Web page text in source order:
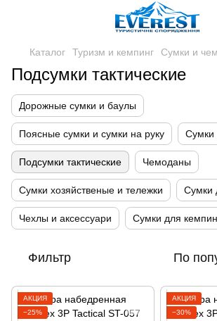
Каталог Туризм и кемпинг Сумки и
Подсумки тактические
Дорожные сумки и баулы
Поясные сумки и сумки на руку Сумки
Подсумки тактические Чемоданы
Сумки хозяйственые и тележки Сумки
Чехлы и аксессуари Сумки для
Фильтр По
АКЦИЯ
−25%
АКЦИЯ
−30%